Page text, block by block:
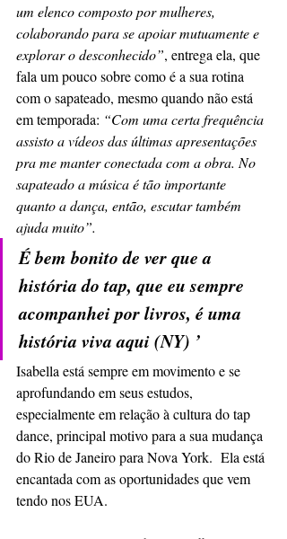
um elenco composto por mulheres,
colaborando para se apoiar mutuamente e
explorar o desconhecido”, entrega ela, que
fala um pouco sobre como é a sua rotina
com o sapateado, mesmo quando não está
em temporada: “Com uma certa frequência
assisto a vídeos das últimas apresentações
pra me manter conectada com a obra. No
sapateado a música é tão importante
quanto a dança, então, escutar também
ajuda muito”.
É bem bonito de ver que a
história do tap, que eu sempre
acompanhei por livros, é uma
história viva aqui (NY) ’
Isabella está sempre em movimento e se
aprofundando em seus estudos,
especialmente em relação à cultura do tap
dance, principal motivo para a sua mudança
do Rio de Janeiro para Nova York.  Ela está
encantada com as oportunidades que vem
tendo nos EUA.